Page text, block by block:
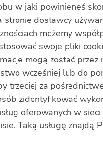
w jaki powinieneś
stronie dostawcy
możemy
swoje pliki
mogą zostać
wcześniej lub do
trzeciej za
zidentyfikować
oferowanych w
Taką usługę znajdą